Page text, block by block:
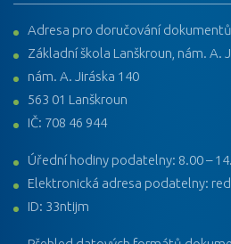
Adresa pro doručování
Základní škola Lanškroun, nám. A.
nám. A. Jiráska 140
563 01 Lanškroun
IČ: 708 46 944
Úřední hodiny podatelny: 8.00 –
Elektronická adresa podatelny:
ID: 33ntijm